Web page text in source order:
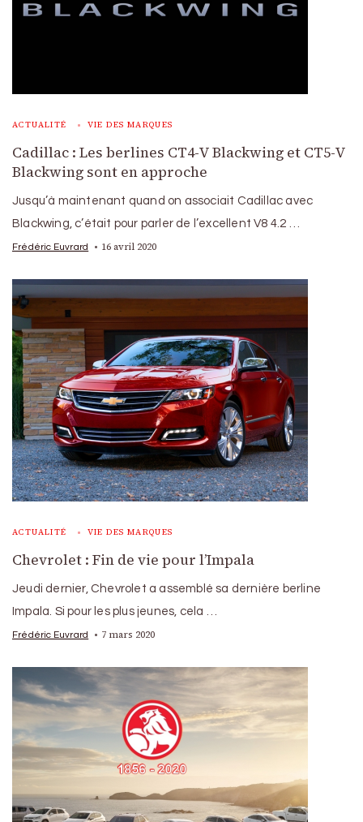
ACTUALITÉ VIE DES MARQUES
Cadillac : Les berlines CT4-V Blackwing et CT5-V
Blackwing sont en approche
Jusqu’à maintenant quand on associait Cadillac avec
Blackwing, c’était pour parler de l’excellent V8 4.2 …
Frédéric Euvrard 16 avril 2020
ACTUALITÉ VIE DES MARQUES
Chevrolet : Fin de vie pour l’Impala
Jeudi dernier, Chevrolet a assemblé sa dernière berline
Impala. Si pour les plus jeunes, cela …
Frédéric Euvrard 7 mars 2020